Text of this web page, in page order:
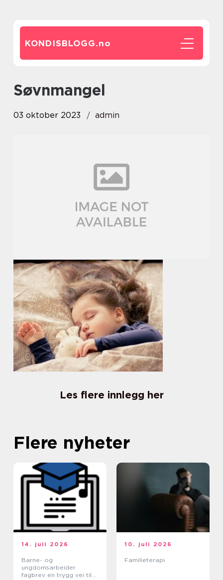
KONDISBLOGG.no
søvnmangel
03 oktober 2023 admin
Les flere innlegg her
Flere nyheter
14. juli 2026
Barne- og
ungdomsarbeider
fagbrev en trygg vei til
10. juli 2026
Familieterapi